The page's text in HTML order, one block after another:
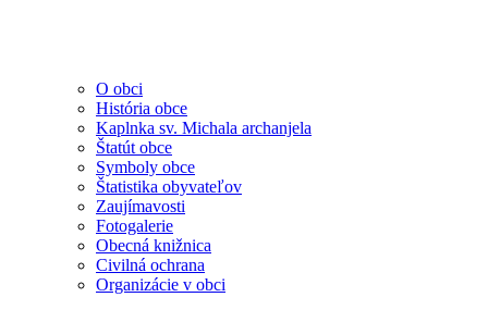
O obci
História obce
Kaplnka sv. Michala archanjela
Štatút obce
Symboly obce
Štatistika obyvateľov
Zaujímavosti
Fotogalerie
Obecná knižnica
Civilná ochrana
Organizácie v obci